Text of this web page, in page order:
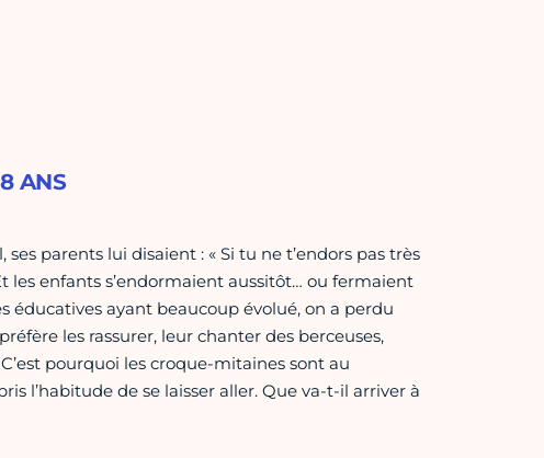
ANS
parents lui disaient : « Si tu ne t’endors pas très
enfants s’endormaient aussitôt… ou fermaient
éducatives ayant beaucoup évolué, on a perdu
les rassurer, leur chanter des berceuses,
pourquoi les croque-mitaines sont au
l’habitude de se laisser aller. Que va-t-il arriver à